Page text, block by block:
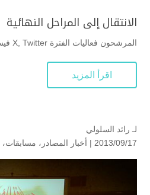
الانتقال إلى المراحل النهائية
المرشحون فعاليات الفترة X, Twitter فيسبوك جيميل...
اقرأ المزيد
لـ رائد السلولي
2013/09/17 |
أخبار المصادر ، مسابقات،